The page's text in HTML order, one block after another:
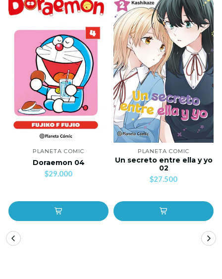
PLANETA COMIC
Doraemon 04
$29.000
PLANETA COMIC
Un secreto entre ella y yo
02
$27.500